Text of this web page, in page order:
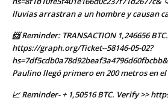
lluvias arrastran a un hombre y causan
📨 Reminder: TRANSACTION 1,246656
https://graph.org/Ticket--58146-05-02?
Paulino llegó primero en 200 metros en
📈 Reminder- + 1,50516 BTC. Verify >>